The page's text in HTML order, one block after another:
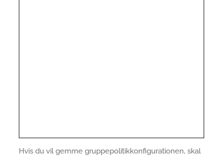
Hvis du vil gemme gruppepolitikkonfigurationen, skal